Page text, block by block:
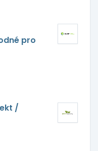
pro
/